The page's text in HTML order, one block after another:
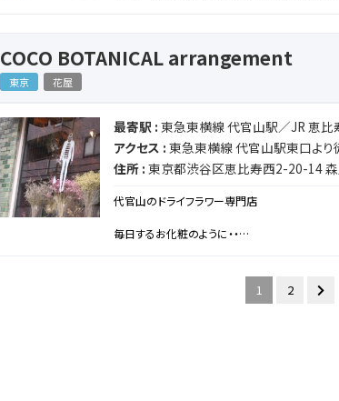
度覗いてみて下さい。
COCO BOTANICAL arrangement
東京 花屋
最寄駅 : 東急東横線 代官山駅／JR 恵比
アクセス : 東急東横線 代官山駅東口よ
住所 : 東京都渋谷区恵比寿西2-20-14
代官山のドライフラワー専門店
毎日するお化粧のように・・
お部屋に飾ってあることで自分自身がHAPPYに
それだけでテンションもあがる。
1 2